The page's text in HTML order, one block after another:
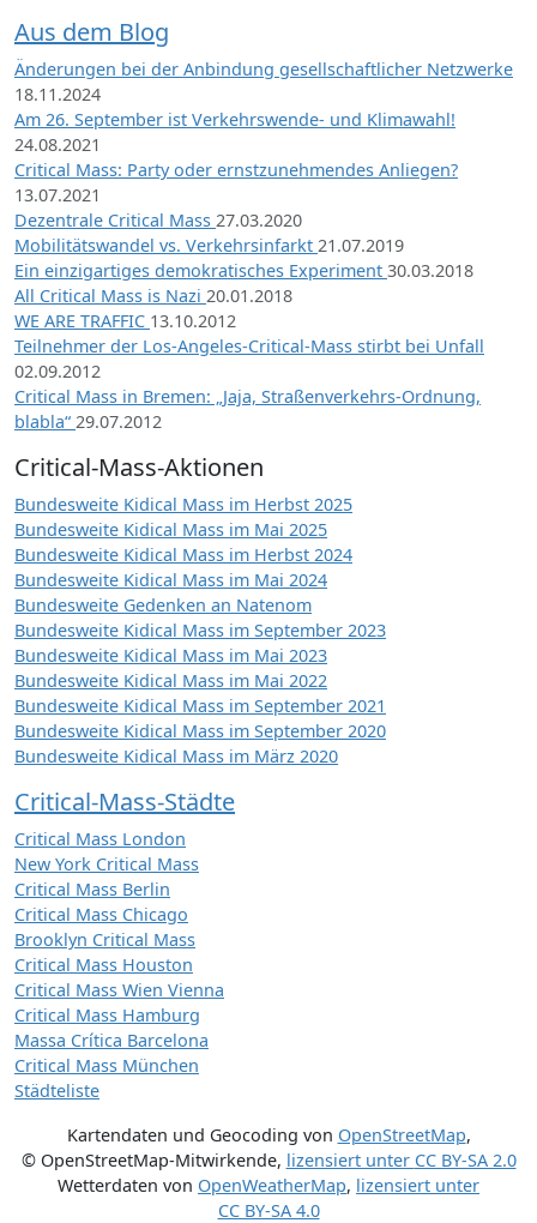
Aus dem Blog
Änderungen bei der Anbindung gesellschaftlicher Netzwerke
18.11.2024
Am 26. September ist Verkehrswende- und Klimawahl!
24.08.2021
Critical Mass: Party oder ernstzunehmendes Anliegen?
13.07.2021
Dezentrale Critical Mass 27.03.2020
Mobilitätswandel vs. Verkehrsinfarkt 21.07.2019
Ein einzigartiges demokratisches Experiment 30.03.2018
All Critical Mass is Nazi 20.01.2018
WE ARE TRAFFIC 13.10.2012
Teilnehmer der Los-Angeles-Critical-Mass stirbt bei Unfall
02.09.2012
Critical Mass in Bremen: „Jaja, Straßenverkehrs-Ordnung,
blabla“ 29.07.2012
Critical-Mass-Aktionen
Bundesweite Kidical Mass im Herbst 2025
Bundesweite Kidical Mass im Mai 2025
Bundesweite Kidical Mass im Herbst 2024
Bundesweite Kidical Mass im Mai 2024
Bundesweite Gedenken an Natenom
Bundesweite Kidical Mass im September 2023
Bundesweite Kidical Mass im Mai 2023
Bundesweite Kidical Mass im Mai 2022
Bundesweite Kidical Mass im September 2021
Bundesweite Kidical Mass im September 2020
Bundesweite Kidical Mass im März 2020
Critical-Mass-Städte
Critical Mass London
New York Critical Mass
Critical Mass Berlin
Critical Mass Chicago
Brooklyn Critical Mass
Critical Mass Houston
Critical Mass Wien Vienna
Critical Mass Hamburg
Massa Crítica Barcelona
Critical Mass München
Städteliste
Kartendaten und Geocoding von OpenStreetMap,
© OpenStreetMap-Mitwirkende, lizensiert unter CC BY-SA 2.0
Wetterdaten von OpenWeatherMap, lizensiert unter
CC BY-SA 4.0